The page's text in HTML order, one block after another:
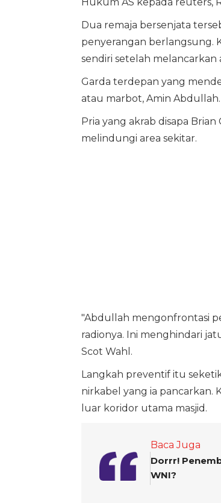
Dua remaja bersenjata
penyerangan berlangsung.
sendiri setelah melancarkan
Garda terdepan yang
atau marbot, Amin Abdullah.
Pria yang akrab disapa
melindungi area sekitar.
"Abdullah mengonfrontasi
radionya. Ini menghindari
Scot Wahl.
Langkah preventif itu
nirkabel yang ia pancarkan.
luar koridor utama masjid.
Baca Juga
Dorrr!
WNI?